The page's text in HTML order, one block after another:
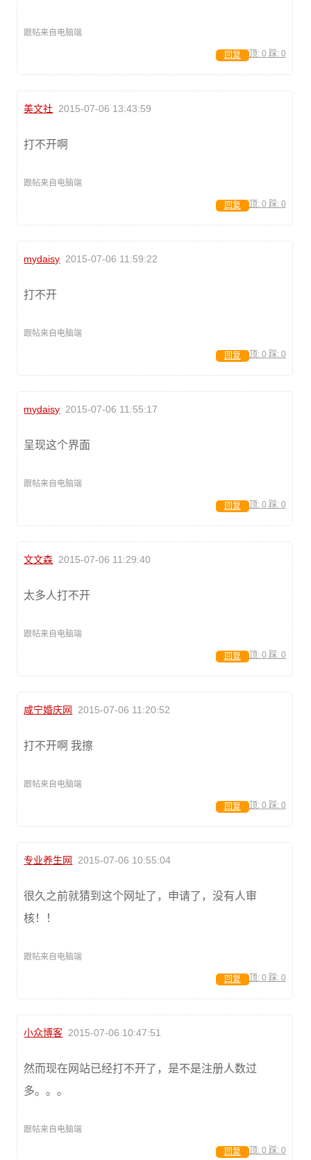
跟帖来自电脑端
顶: 0 踩: 0
回复
美文社 2015-07-06 13:43:59
打不开啊
跟帖来自电脑端
顶: 0 踩: 0
回复
mydaisy 2015-07-06 11:59:22
打不开
跟帖来自电脑端
顶: 0 踩: 0
回复
mydaisy 2015-07-06 11:55:17
呈现这个界面
跟帖来自电脑端
顶: 0 踩: 0
回复
文文森 2015-07-06 11:29:40
太多人打不开
跟帖来自电脑端
顶: 0 踩: 0
回复
咸宁婚庆网 2015-07-06 11:20:52
打不开啊 我擦
跟帖来自电脑端
顶: 0 踩: 0
回复
专业养生网 2015-07-06 10:55:04
很久之前就猜到这个网址了，申请了，没有人审
核！！
跟帖来自电脑端
顶: 0 踩: 0
回复
小众博客 2015-07-06 10:47:51
然而现在网站已经打不开了，是不是注册人数过
多。。。
跟帖来自电脑端
顶: 0 踩: 0
回复